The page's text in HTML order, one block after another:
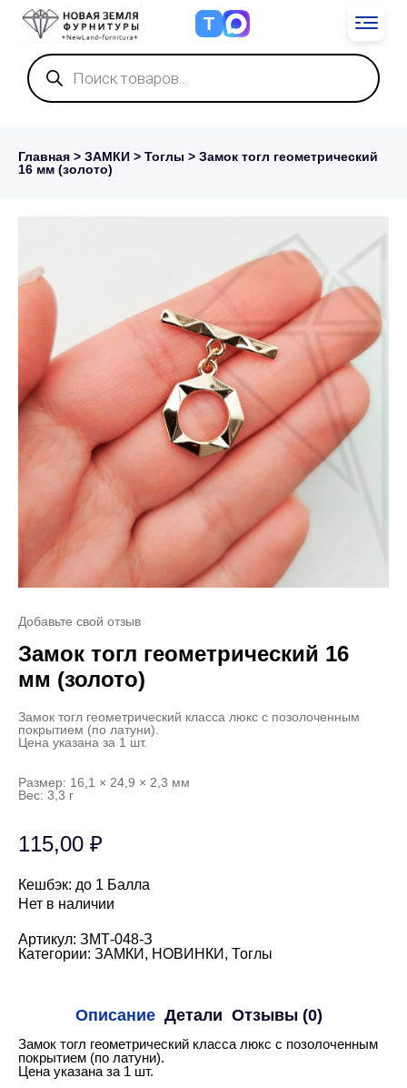
Т
Поиск
товаров
Главная > ЗАМКИ > Тоглы > Замок тогл геометрический
16 мм (золото)
Добавьте свой отзыв
Замок тогл геометрический 16
мм (золото)
Замок тогл геометрический класса люкс с позолоченным
покрытием (по латуни).
Цена указана за 1 шт.
Размер: 16,1 × 24,9 × 2,3 мм
Вес: 3,3 г
115,00 ₽
Кешбэк: до 1 Балла
Нет в наличии
Артикул: ЗМТ-048-З
Категории: ЗАМКИ , НОВИНКИ , Тоглы
Описание Детали Отзывы (0)
Замок тогл геометрический класса люкс с позолоченным
покрытием (по латуни).
Цена указана за 1 шт.